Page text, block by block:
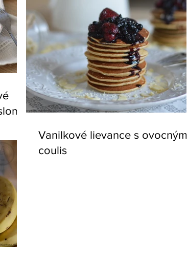
Vanilkové lievance s ovocným
coulis